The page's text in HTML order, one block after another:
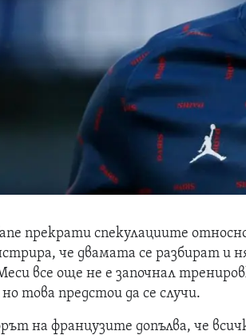
прекрати спекулациите
че двамата се разбират и
все още не е започнал
това предстои да се случи.
на французите допълва, че